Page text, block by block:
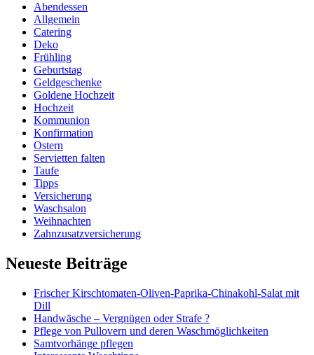
Abendessen
Allgemein
Catering
Deko
Frühling
Geburtstag
Geldgeschenke
Goldene Hochzeit
Hochzeit
Kommunion
Konfirmation
Ostern
Servietten falten
Taufe
Tipps
Versicherung
Waschsalon
Weihnachten
Zahnzusatzversicherung
Neueste Beiträge
Frischer Kirschtomaten-Oliven-Paprika-Chinakohl-Salat mit
Dill
Handwäsche – Vergnügen oder Strafe ?
Pflege von Pullovern und deren Waschmöglichkeiten
Samtvorhänge pflegen